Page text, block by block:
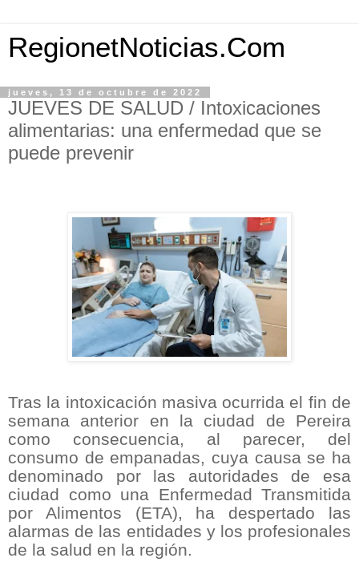
RegionetNoticias.Com
jueves, 13 de octubre de 2022
JUEVES DE SALUD / Intoxicaciones
alimentarias: una enfermedad que se
puede prevenir
Tras la intoxicación masiva ocurrida el fin de
semana anterior en la ciudad de Pereira
como consecuencia, al parecer, del
consumo de empanadas, cuya causa se ha
denominado por las autoridades de esa
ciudad como una Enfermedad Transmitida
por Alimentos (ETA), ha despertado las
alarmas de las entidades y los profesionales
de la salud en la región.